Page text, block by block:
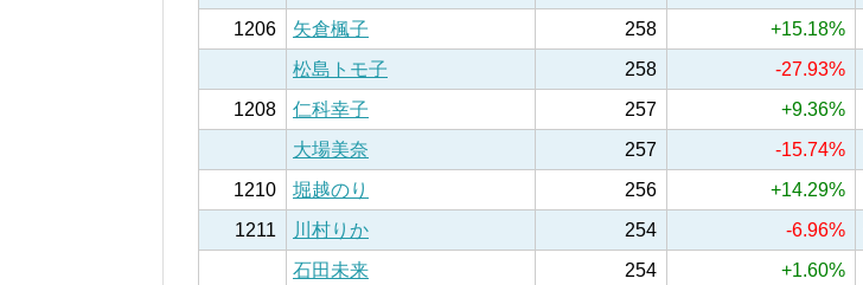
1206
矢倉楓子 258 +15.18%
松島トモ子
258 -27.93%
1208
仁科幸子 257 +9.36%
大場美奈
257 -15.74%
1210
堀越のり 256 +14.29%
1211
川村りか 254 -6.96%
石田未来
254 +1.60%